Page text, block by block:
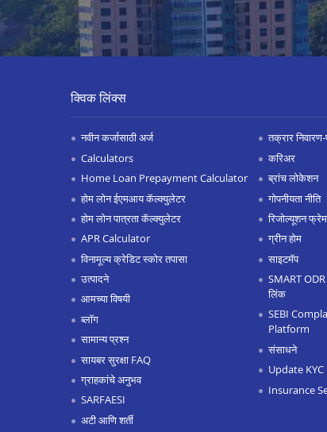
क्विक लिंक्स
नवीन कर्जासाठी अर्ज
Calculators
Home Loan Prepayment Calculator
होम लोन ईएमआय कॅल्क्युलेटर
होम लोन पात्रता कॅल्क्युलेटर
APR Calculator
विनामूल्य क्रेडिट स्कोर तपासा
उत्पादने
आमच्या विषयी
ब्लॉग
सामान्य प्रश्न
सायबर सुरक्षा FAQ
ग्राहकांचे अनुभव
SARFAESI
अटी आणि शर्ती
तक्रार
करिअर
ब्रांच लोकेशन
गोपनीयता नीति
रिजोल्यूशन
ग्रीन होम
साइटमॅप
SMART ODR
लिंक
SEBI
Platform
संसाधने
Update KYC
Insurance